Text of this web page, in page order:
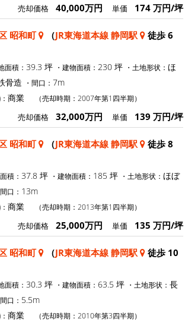
売却価格 40,000万円 単価 174 万円/坪
昭和町 （JR東海道本線 静岡駅
徒歩 6
面積： 39.3 坪 ・建物面積： 230 坪 ・土地形状： ほ
骨造 ・間口： 7m
商業 （売却時期：2007年第1四半期）
売却価格 32,000万円 単価 139 万円/坪
昭和町 （JR東海道本線 静岡駅
徒歩 8
積： 37.8 坪 ・建物面積： 185 坪 ・土地形状： ほぼ
間口： 13m
商業 （売却時期：2013年第1四半期）
売却価格 25,000万円 単価 135 万円/坪
昭和町 （JR東海道本線 静岡駅
徒歩 10
面積： 30.3 坪 ・建物面積： 63.5 坪 ・土地形状： 長
間口： 5.5m
商業 （売却時期：2010年第3四半期）